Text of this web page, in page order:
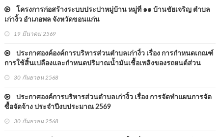
โครงการก่อสร้างระบบประปาหมู่บ้าน หมู่ที่ ๑๑ บ้านชัยเจริญ ตำบล
เก่างิ้ว อำเภอพล จังหวัดขอนแก่น
19 มีนาคม 2569
ประกาศองค์องค์การบริหารส่วนตำบลเก่างิ้ว เรื่อง การกำหนดเกณฑ์
การใช้สิ้นเปลืองและกำหนดปริมาณน้ำมันเชื้อเพลิงของรถยนต์ส่วน
กลางเครื่องตัดหญ้าและเครื่องแต่งกิ่งต้นไม่ ประจำปีงบประมาณ 2569
30 กันยายน 2568
ประกาศองค์การบริหารส่วนตำบลเก่างิ้ว เรื่อง การจัดทำแผนการจัด
ซื้อจัดจ้าง ประจำปีงบประมาณ 2569
30 กันยายน 2568